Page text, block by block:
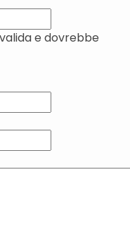
e dovrebbe